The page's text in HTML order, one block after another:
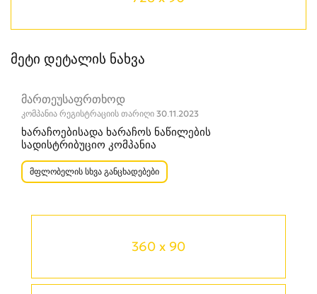
360 x 90
მეტი დეტალის ნახვა
მართეუსაფრთხოდ
კომპანია რეგისტრაციის თარიღი 30.11.2023
ხარაჩოებისადა ხარაჩოს ნაწილების
სადისტრიბუციო კომპანია
მფლობელის სხვა განცხადებები